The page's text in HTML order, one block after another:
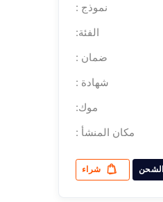
نموذج :
الفئة:
ضمان :
شهادة :
موك:
مكان المنشأ :
شراء